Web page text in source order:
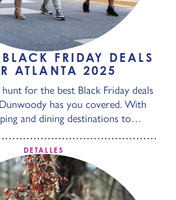
BLACK FRIDAY DEALS
ATLANTA 2025
for the best Black Friday deals
has you covered. With
and dining destinations to…
DETALLES